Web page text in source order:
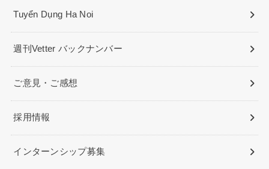
Tuyển Dụng Ha Noi
週刊Vetter バックナンバー
ご意見・ご感想
採用情報
インターンシップ募集